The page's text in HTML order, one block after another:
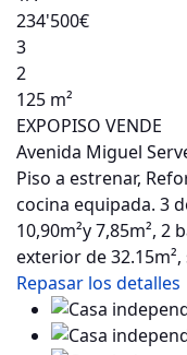
234'500€
3
2
125 m²
EXPOPISO VENDE
Avenida Miguel
Piso a estrenar,
cocina equipada. 3
10,90m²y 7,85m²,
exterior de
Repasar los detalles